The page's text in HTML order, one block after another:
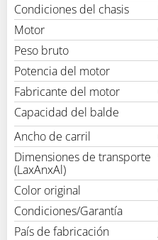
Condiciones del chasis
Motor
Peso bruto
Potencia del motor
Fabricante del motor
Capacidad del balde
Ancho de carril
Dimensiones de transporte
(LaxAnxAl)
Color original
Condiciones/Garantía
País de fabricación